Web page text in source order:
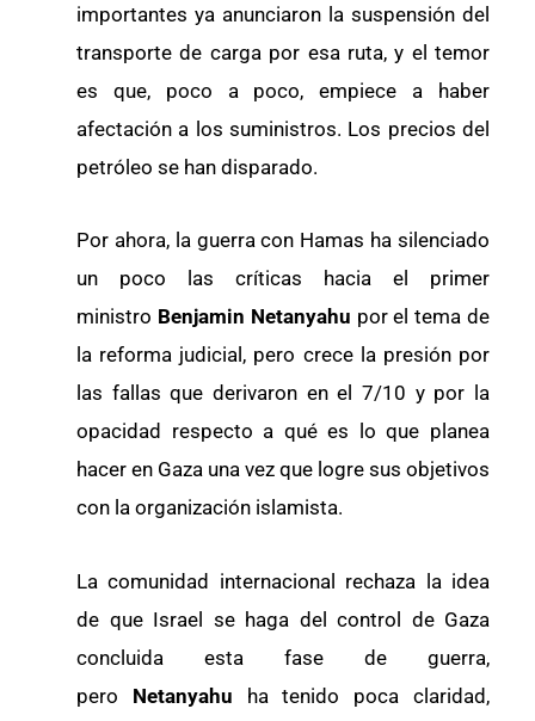
importantes ya anunciaron la suspensión del
transporte de carga por esa ruta, y el temor
es que, poco a poco, empiece a haber
afectación a los suministros. Los precios del
petróleo se han disparado.
Por ahora, la guerra con Hamas ha silenciado
un poco las críticas hacia el primer
ministro Benjamin Netanyahu por el tema de
la reforma judicial, pero crece la presión por
las fallas que derivaron en el 7/10 y por la
opacidad respecto a qué es lo que planea
hacer en Gaza una vez que logre sus objetivos
con la organización islamista.
La comunidad internacional rechaza la idea
de que Israel se haga del control de Gaza
concluida esta fase de guerra,
pero Netanyahu ha tenido poca claridad,